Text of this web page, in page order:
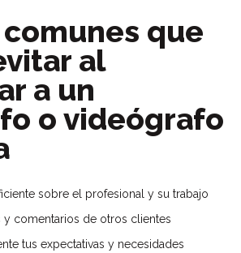
que
al
a un
o videógrafo
sobre el profesional y su trabajo
y comentarios de otros clientes
tus expectativas y necesidades